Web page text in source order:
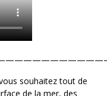
souhaitez tout de
de la mer, des